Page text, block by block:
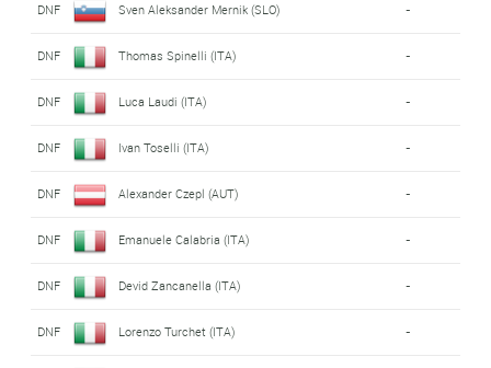
DNF Sven Aleksander Mernik (SLO) -
DNF Thomas Spinelli (ITA) -
DNF Luca Laudi (ITA) -
DNF Ivan Toselli (ITA) -
DNF Alexander Czepl (AUT) -
DNF Emanuele Calabria (ITA) -
DNF Devid Zancanella (ITA) -
DNF Lorenzo Turchet (ITA) -